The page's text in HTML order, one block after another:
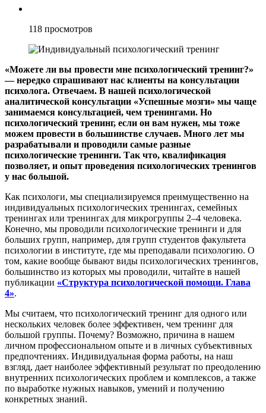
118 просмотров
«Можете ли вы провести мне психологический тренинг?»
— нередко спрашивают нас клиенты на консультации
психолога. Отвечаем. В нашей психологической
аналитической консультации «Успешные мозги» мы чаще
занимаемся консультацией, чем тренингами. Но
психологический тренинг, если он вам нужен, мы тоже
можем провести в большинстве случаев. Много лет мы
разрабатывали и проводили самые разные
психологические тренинги. Так что, квалификация
позволяет, и опыт проведения психологических тренингов
у нас большой.
Как психологи, мы специализируемся преимущественно на
индивидуальных психологических тренингах, семейных
тренингах или тренингах для микрогруппы 2–4 человека.
Конечно, мы проводили психологические тренинги и для
больших групп, например, для групп студентов факультета
психологии в институте, где мы преподавали психологию. О
том, какие вообще бывают виды психологических тренингов,
большинство из которых мы проводили, читайте в нашей
публикации «Структура психологической помощи. Глава
4».
Мы считаем, что психологический тренинг для одного или
нескольких человек более эффективен, чем тренинг для
большой группы. Почему? Возможно, причина в нашем
личном профессиональном опыте и в личных субъективных
предпочтениях. Индивидуальная форма работы, на наш
взгляд, дает наиболее эффективный результат по преодолению
внутренних психологических проблем и комплексов, а также
по выработке нужных навыков, умений и получению
конкретных знаний.